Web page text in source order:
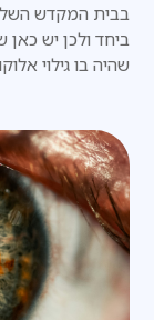
בבית המקדש
ביחד ולכן יש
שהיה בו גילוי